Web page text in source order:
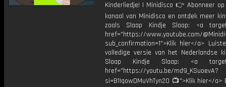
Kinderliedje! | Minidisco 👉 Abonneer
kanaal van Minidisco en ontdek meer
zoals Slaap Kindje Slaap: <a
href="https://www.youtube.com/
sub_confirmation=1">Klik hier</a>
volledige versie van het Nederlandse
Slaap Kindje Slaap: <a
href="https://youtu.be/md9_KSuoevA?
si=B1IqowDMuVhTyn20 📺">Klik hier</a>